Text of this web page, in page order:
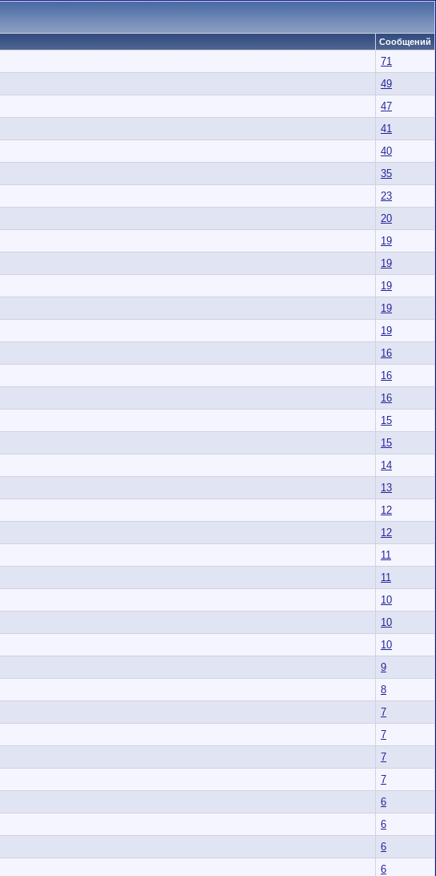
Сообщений
71
49
47
41
40
35
23
20
19
19
19
19
19
16
16
16
15
15
14
13
12
12
11
11
10
10
10
9
8
7
7
7
7
6
6
6
6